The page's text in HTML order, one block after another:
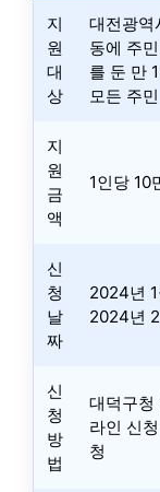
지
원
대
상
대전광역
동에 주
를 둔 만
모든 주민
지
원
금
액
1인당 10
신
청
날
짜
2024년
2024년
신
청
방
법
대덕구청
라인 신
청